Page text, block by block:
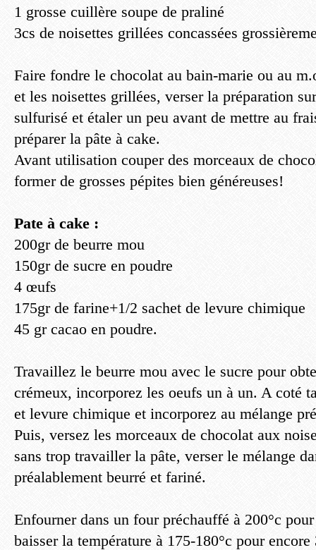
1 grosse cuillère soupe de praliné
3cs de noisettes grillées concassées
Faire fondre le chocolat au bain-marie ou au
et les noisettes grillées, verser la préparation
sulfurisé et étaler un peu avant de mettre au
préparer la pâte à cake.
Avant utilisation couper des morceaux de
former de grosses pépites bien généreuses!
Pate à cake :
200gr de beurre mou
150gr de sucre en poudre
4 œufs
175gr de farine+1/2 sachet de levure chimique
45 gr cacao en poudre.
Travaillez le beurre mou avec le sucre pour
crémeux, incorporez les oeufs un à un. A coté
et levure chimique et incorporez au mélange
Puis, versez les morceaux de chocolat aux
sans trop travailler la pâte, verser le mélange
préalablement beurré et fariné.
Enfourner dans un four préchauffé à 200°c
baisser la température à 175-180°c pour